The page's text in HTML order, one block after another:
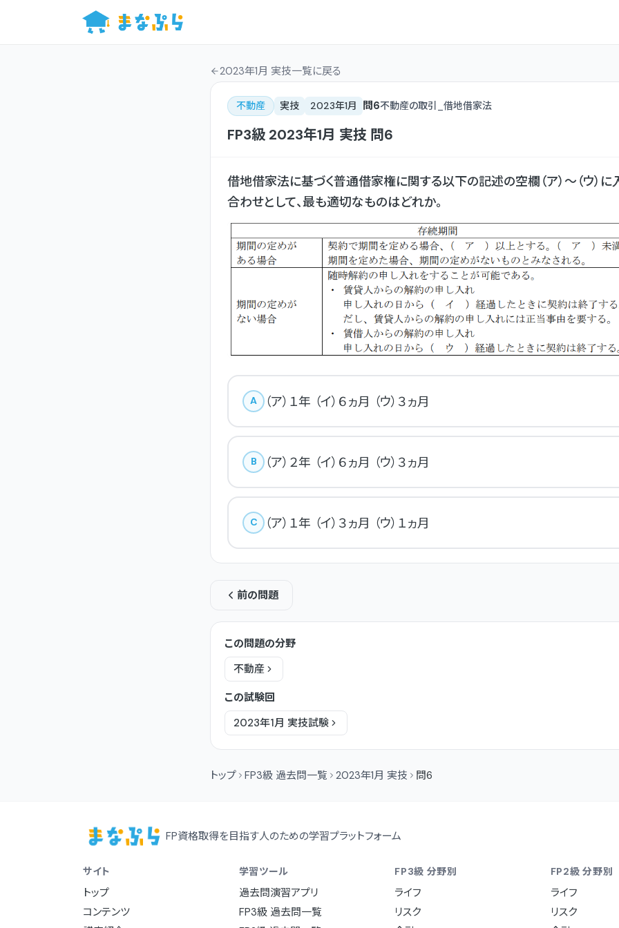
2023年1月 実技一覧に戻る
不動産 実技 2023年1月 問6不動産の取引_借地借家法
FP3級 2023年1月 実技 問6
借地借家法に基づく普通借家権に関する以下の記述の空欄（ア）〜（ウ）
合わせとして、最も適切なものはどれか。
A （ア）１年 （イ）６ヵ月 （ウ）３ヵ月
B （ア）２年 （イ）６ヵ月 （ウ）３ヵ月
C （ア）１年 （イ）３ヵ月 （ウ）１ヵ月
前の問題
この問題の分野
不動産
この試験回
2023年1月 実技試験
トップ FP3級 過去問一覧 2023年1月 実技 問6
FP資格取得を目指す人のための学習プラットフォーム
サイト
トップ
コンテンツ
学習ツール
過去問演習アプリ
FP3級 過去問一覧
FP3級 分野別
ライフ
リスク
FP2級 分野別
ライフ
リスク